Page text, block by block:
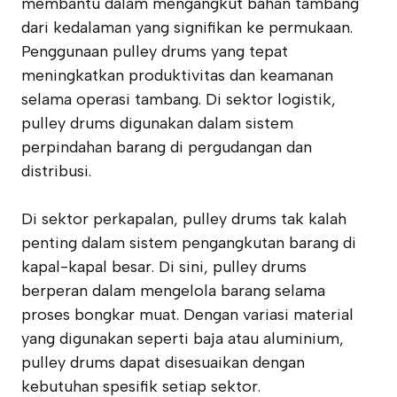
dari kedalaman yang signifikan ke permukaan.
Penggunaan pulley drums yang tepat
meningkatkan produktivitas dan keamanan
selama operasi tambang. Di sektor logistik,
pulley drums digunakan dalam sistem
perpindahan barang di pergudangan dan
distribusi.
Di sektor perkapalan, pulley drums tak kalah
penting dalam sistem pengangkutan barang di
kapal-kapal besar. Di sini, pulley drums
berperan dalam mengelola barang selama
proses bongkar muat. Dengan variasi material
yang digunakan seperti baja atau aluminium,
pulley drums dapat disesuaikan dengan
kebutuhan spesifik setiap sektor.